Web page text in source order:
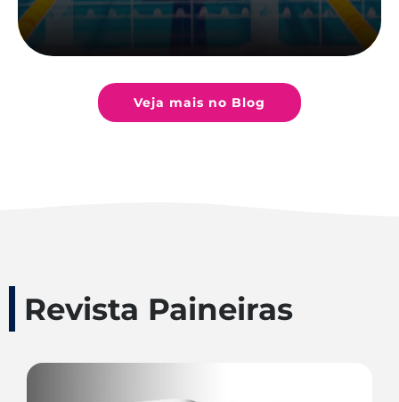
Veja mais no Blog
Revista Paineiras